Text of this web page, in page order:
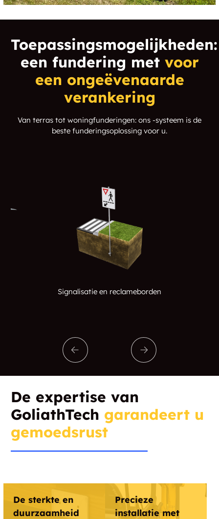
Toepassingsmogelijkheden:
een fundering met voor
een ongeëvenaarde
verankering
Van terras tot woningfunderingen: ons -systeem is de
beste funderingsoplossing voor u.
Signalisatie en reclameborden
De expertise van
GoliathTech garandeert u
gemoedsrust
De sterkte en
duurzaamheid
Precieze
installatie met